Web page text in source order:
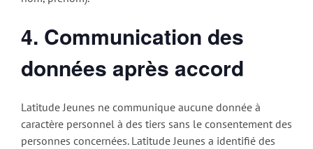
4. Communication des
données après accord
Latitude Jeunes ne communique aucune donnée à
caractère personnel à des tiers sans le consentement des
personnes concernées. Latitude Jeunes a identifié des